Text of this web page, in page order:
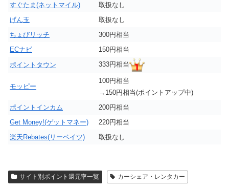
すぐたま(ネットマイル)
取扱なし
げん玉
取扱なし
ちょびリッチ
300円相当
ECナビ
150円相当
ポイントタウン
333円相当
モッピー
100円相当
→150円相当(ポイントアップ中)
ポイントインカム
200円相当
Get Money!(ゲットマネー)
220円相当
楽天Rebates(リーベイツ)
取扱なし
サイト別ポイント還元率一覧 カーシェア・レンタカー